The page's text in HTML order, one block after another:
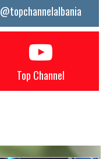
@topchannelalbania
Top Channel